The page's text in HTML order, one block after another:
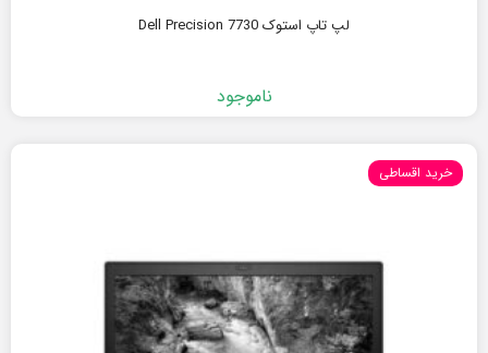
لپ تاپ استوک Dell Precision 7730
ناموجود
خرید اقساطی